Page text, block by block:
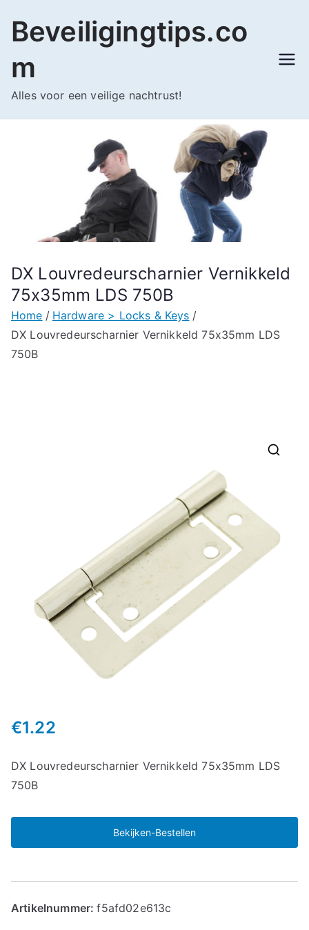
naar
inhoud
Beveiligingtips.co
m
Alles voor een veilige nachtrust!
DX Louvredeurscharnier Vernikkeld
75x35mm LDS 750B
Home
Hardware > Locks & Keys
DX Louvredeurscharnier Vernikkeld 75x35mm LDS
750B
€1.22
DX Louvredeurscharnier Vernikkeld 75x35mm LDS
750B
Bekijken-Bestellen
Artikelnummer:f5afd02e613c